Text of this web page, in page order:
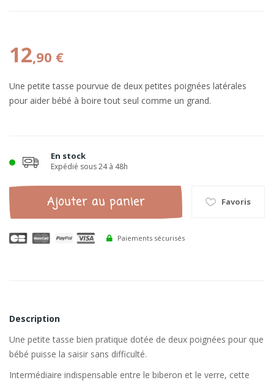
12,90 €
Une petite tasse pourvue de deux petites poignées latérales
pour aider bébé à boire tout seul comme un grand.
En stock
Expédié sous 24 à 48h
Ajouter au panier Favoris
Paiements sécurisés
Description
Une petite tasse bien pratique dotée de deux poignées pour que
bébé puisse la saisir sans difficulté.
Intermédiaire indispensable entre le biberon et le verre, cette